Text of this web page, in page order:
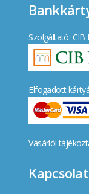
Szolgáltató: CIB
Elfogadott
Vásárlói
Kapcsolat